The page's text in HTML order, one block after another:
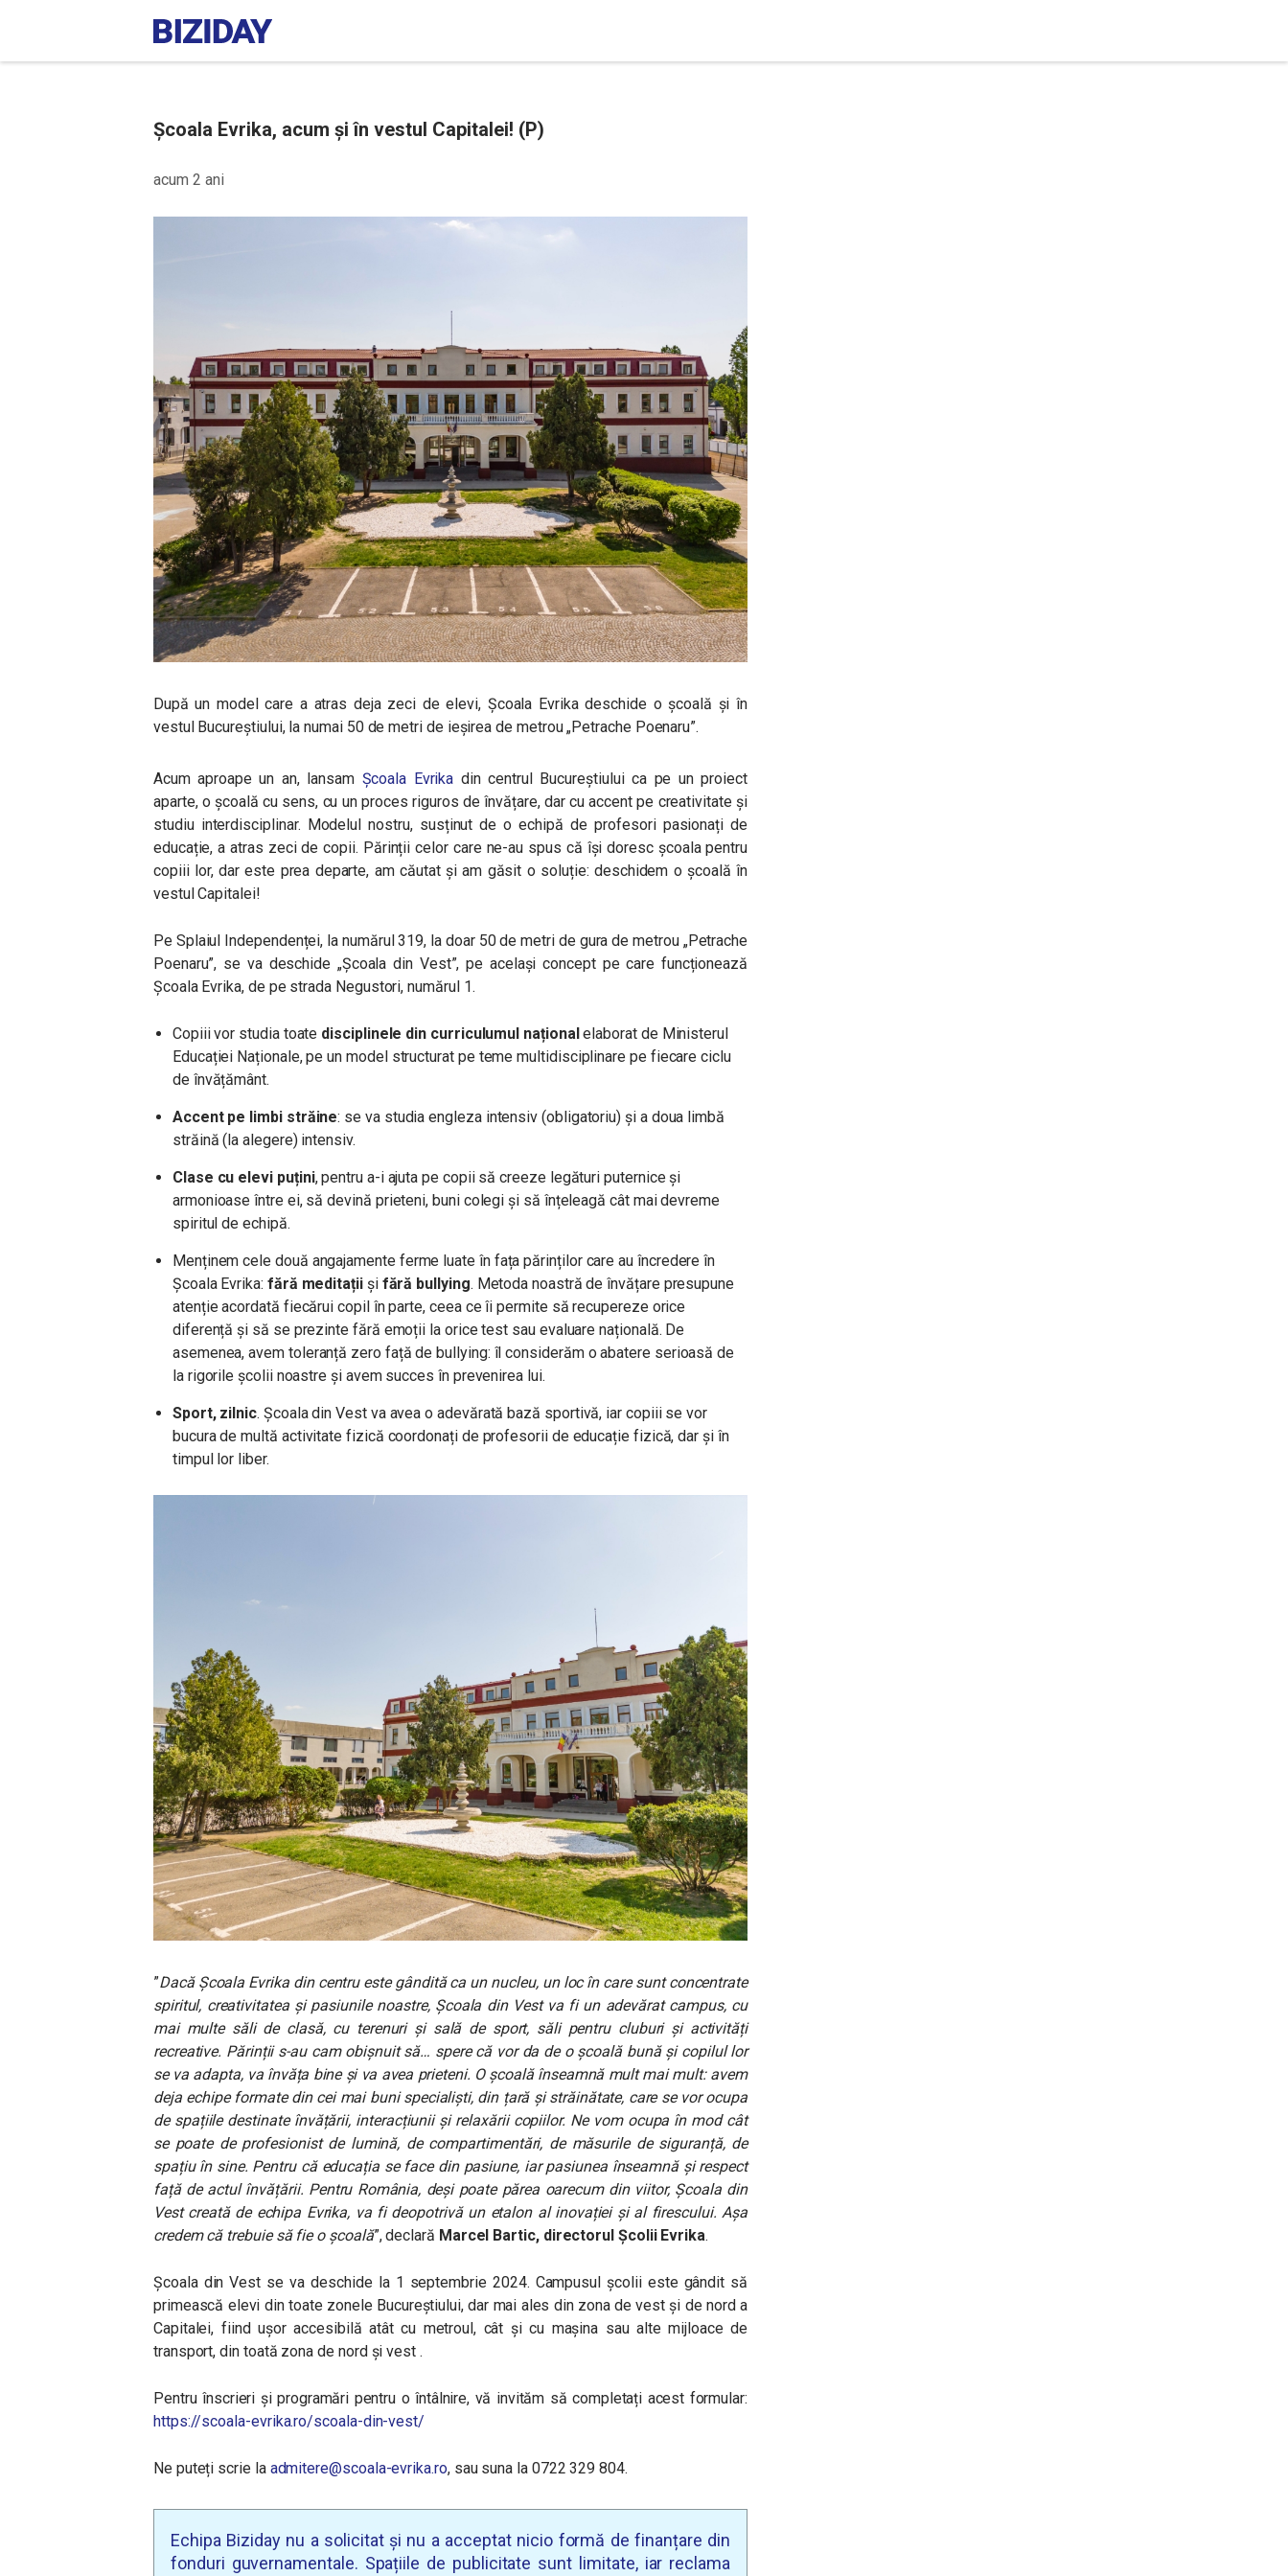
Școala Evrika, acum și în vestul Capitalei! (P)
acum 2 ani
După un model care a atras deja zeci de elevi, Școala Evrika deschide o școală și în
vestul Bucureștiului, la numai 50 de metri de ieșirea de metrou „Petrache Poenaru”.
Acum aproape un an, lansam Școala Evrika din centrul Bucureștiului ca pe un proiect
aparte, o școală cu sens, cu un proces riguros de învățare, dar cu accent pe creativitate și
studiu interdisciplinar. Modelul nostru, susținut de o echipă de profesori pasionați de
educație, a atras zeci de copii. Părinții celor care ne-au spus că își doresc școala pentru
copiii lor, dar este prea departe, am căutat și am găsit o soluție: deschidem o școală în
vestul Capitalei!
Pe Splaiul Independenței, la numărul 319, la doar 50 de metri de gura de metrou „Petrache
Poenaru”, se va deschide „Școala din Vest”, pe același concept pe care funcționează
Școala Evrika, de pe strada Negustori, numărul 1.
Copiii vor studia toate disciplinele din curriculumul naționalelaborat de Ministerul
Educației Naționale, pe un model structurat pe teme multidisciplinare pe fiecare ciclu
de învățământ.
Accent pe limbi străine: se va studia engleza intensiv (obligatoriu) și a doua limbă
străină (la alegere) intensiv.
Clase cu elevi puțini, pentru a-i ajuta pe copii să creeze legături puternice și
armonioase între ei, să devină prieteni, buni colegi și să înțeleagă cât mai devreme
spiritul de echipă.
Menținem cele două angajamente ferme luate în fața părinților care au încredere în
Școala Evrika: fără meditațiiși fără bullying. Metoda noastră de învățare presupune
atenție acordată fiecărui copil în parte, ceea ce îi permite să recupereze orice
diferență și să se prezinte fără emoții la orice test sau evaluare națională. De
asemenea, avem toleranță zero față de bullying: îl considerăm o abatere serioasă de
la rigorile școlii noastre și avem succes în prevenirea lui.
Sport, zilnic. Școala din Vest va avea o adevărată bază sportivă, iar copiii se vor
bucura de multă activitate fizică coordonați de profesorii de educație fizică, dar și în
timpul lor liber.
”Dacă Școala Evrika din centru este gândită ca un nucleu, un loc în care sunt concentrate
spiritul, creativitatea și pasiunile noastre, Școala din Vest va fi un adevărat campus, cu
mai multe săli de clasă, cu terenuri și sală de sport, săli pentru cluburi și activități
recreative. Părinții s-au cam obișnuit să… spere că vor da de o școală bună și copilul lor
se va adapta, va învăța bine și va avea prieteni. O școală înseamnă mult mai mult: avem
deja echipe formate din cei mai buni specialiști, din țară și străinătate, care se vor ocupa
de spațiile destinate învățării, interacțiunii și relaxării copiilor. Ne vom ocupa în mod cât
se poate de profesionist de lumină, de compartimentări, de măsurile de siguranță, de
spațiu în sine. Pentru că educația se face din pasiune, iar pasiunea înseamnă și respect
față de actul învățării. Pentru România, deși poate părea oarecum din viitor, Școala din
Vest creată de echipa Evrika, va fi deopotrivă un etalon al inovației și al firescului. Așa
credem că trebuie să fie o școală”, declară Marcel Bartic, directorul Școlii Evrika.
Școala din Vest se va deschide la 1 septembrie 2024. Campusul școlii este gândit să
primească elevi din toate zonele Bucureștiului, dar mai ales din zona de vest și de nord a
Capitalei, fiind ușor accesibilă atât cu metroul, cât și cu mașina sau alte mijloace de
transport, din toată zona de nord și vest .
Pentru înscrieri și programări pentru o întâlnire, vă invităm să completați acest formular:
https://scoala-evrika.ro/scoala-din-vest/
Ne puteți scrie la admitere@scoala-evrika.ro,sau suna la 0722 329 804.
Echipa Biziday nu a solicitat și nu a acceptat nicio formă de finanțare din
fonduri guvernamentale. Spațiile de publicitate sunt limitate, iar reclama